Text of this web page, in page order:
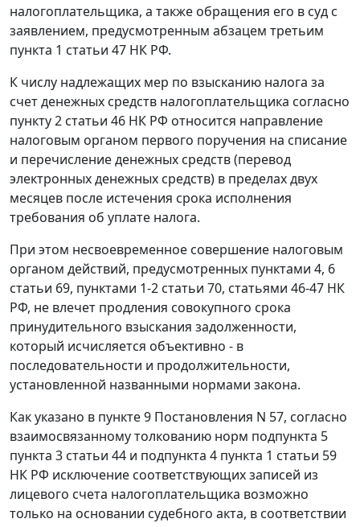
налогоплательщика, а также обращения его в суд с
заявлением, предусмотренным абзацем третьим
пункта 1 статьи 47 НК РФ.
К числу надлежащих мер по взысканию налога за
счет денежных средств налогоплательщика согласно
пункту 2 статьи 46 НК РФ относится направление
налоговым органом первого поручения на списание
и перечисление денежных средств (перевод
электронных денежных средств) в пределах двух
месяцев после истечения срока исполнения
требования об уплате налога.
При этом несвоевременное совершение налоговым
органом действий, предусмотренных пунктами 4, 6
статьи 69, пунктами 1-2 статьи 70, статьями 46-47 НК
РФ, не влечет продления совокупного срока
принудительного взыскания задолженности,
который исчисляется объективно - в
последовательности и продолжительности,
установленной названными нормами закона.
Как указано в пункте 9 Постановления N 57, согласно
взаимосвязанному толкованию норм подпункта 5
пункта 3 статьи 44 и подпункта 4 пункта 1 статьи 59
НК РФ исключение соответствующих записей из
лицевого счета налогоплательщика возможно
только на основании судебного акта, в соответствии